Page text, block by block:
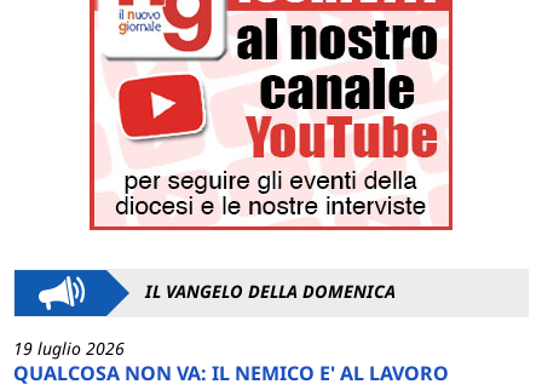
IL VANGELO DELLA DOMENICA
19 luglio 2026
QUALCOSA NON VA: IL NEMICO E' AL LAVORO